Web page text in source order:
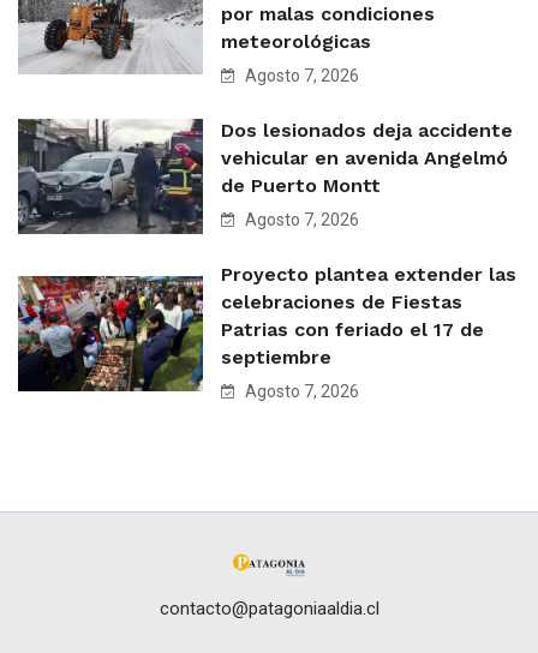
por malas condiciones
meteorológicas
Agosto 7, 2026
Dos lesionados deja accidente
vehicular en avenida Angelmó
de Puerto Montt
Agosto 7, 2026
Proyecto plantea extender las
celebraciones de Fiestas
Patrias con feriado el 17 de
septiembre
Agosto 7, 2026
contacto@patagoniaaldia.cl